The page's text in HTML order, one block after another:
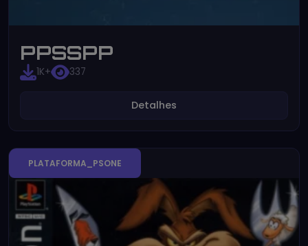
PPSSPP
1K+ 337
Detalhes
PLATAFORMA_PSONE